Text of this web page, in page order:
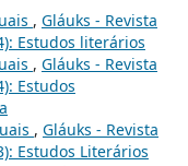
, Gláuks - Revista
Estudos literários
, Gláuks - Revista
Estudos
, Gláuks - Revista
Estudos Literários